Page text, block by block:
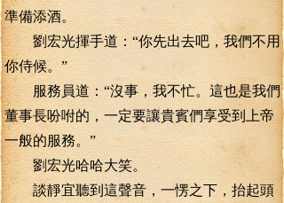
準備添酒。
劉宏光揮手道：“你先出去吧，我們不用
你侍候。”
服務員道：“沒事，我不忙。這也是我們
董事長吩咐的，一定要讓貴賓們享受到上帝
一般的服務。”
劉宏光哈哈大笑。
談靜宜聽到這聲音，一愣之下，抬起頭